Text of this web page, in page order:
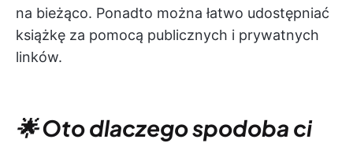
na bieżąco. Ponadto można łatwo udostępniać
książkę za pomocą publicznych i prywatnych
linków. ​
🌟 Oto dlaczego spodoba ci